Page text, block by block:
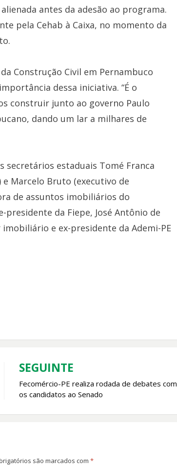
antes da adesão ao programa.
pela Cehab à Caixa, no momento da
Construção Civil em Pernambuco
dessa iniciativa. “É o
construir junto ao governo Paulo
dando um lar a milhares de
estaduais Tomé Franca
Marcelo Bruto (executivo de
de assuntos imobiliários do
presidente da Fiepe, José Antônio de
e ex-presidente da Ademi-PE
SEGUINTE
Fecomércio-PE realiza rodada de debates com
os candidatos ao Senado
são marcados com *